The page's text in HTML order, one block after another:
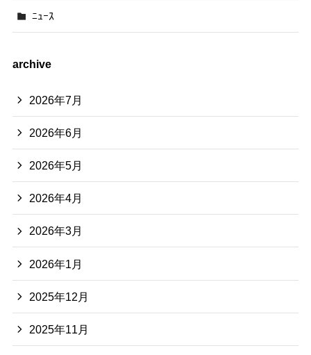
ﾆｭｰｽ
archive
2026年7月
2026年6月
2026年5月
2026年4月
2026年3月
2026年1月
2025年12月
2025年11月